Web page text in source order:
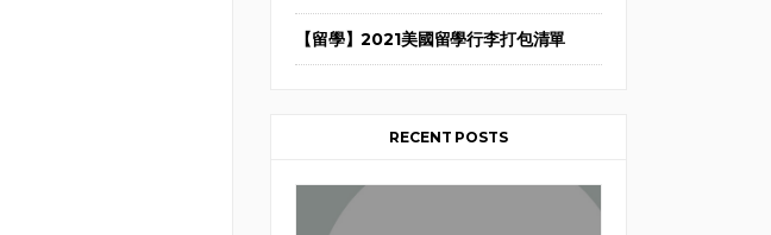
【留學】2021美國留學行李打包清單
RECENT POSTS